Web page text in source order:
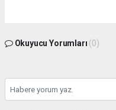
Okuyucu Yorumları (0)